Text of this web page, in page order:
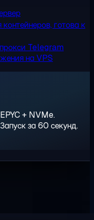
готова к
Telegram
на VPS
+ NVMe.
за 60 секунд.